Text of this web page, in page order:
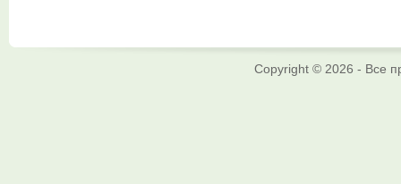
Copyright © 2026 - Все